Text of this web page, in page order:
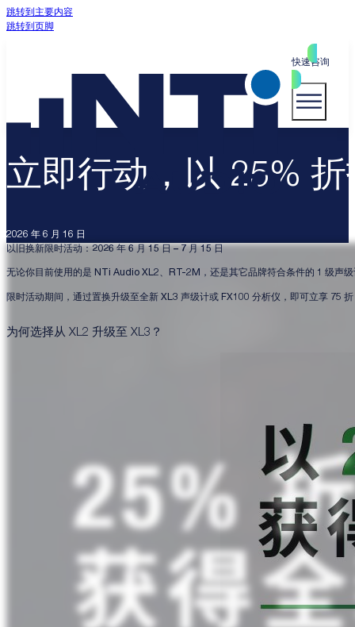
跳转到主要内容
跳转到页脚
快速咨询
立即行动，以 25%
2026 年 6 月 16 日
以旧换新限时活动：2026 年 6 月 15 日 – 7 月 15 日
无论你目前使用的是 NTi Audio XL2、RT-2M，还是其它品牌符合条件的 1 级声
限时活动期间，通过置换升级至全新 XL3 声级计或 FX100 分析仪，即可立享 75
为何选择从 XL2 升级至 XL3？